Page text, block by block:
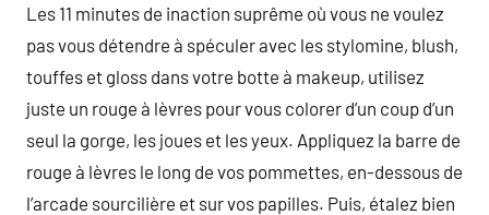
Les 11 minutes de inaction suprême où vous ne voulez
pas vous détendre à spéculer avec les stylomine, blush,
touffes et gloss dans votre botte à makeup, utilisez
juste un rouge à lèvres pour vous colorer d’un coup d’un
seul la gorge, les joues et les yeux. Appliquez la barre de
rouge à lèvres le long de vos pommettes, en-dessous de
l’arcade sourcilière et sur vos papilles. Puis, étalez bien